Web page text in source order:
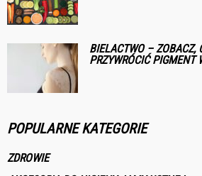
BIELACTWO – ZOBACZ,
PRZYWRÓCIĆ PIGMENT
POPULARNE KATEGORIE
ZDROWIE